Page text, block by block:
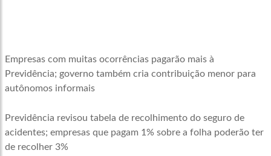
Empresas com muitas ocorrências pagarão mais à
Previdência; governo também cria contribuição menor para
autônomos informais
Previdência revisou tabela de recolhimento do seguro de
acidentes; empresas que pagam 1% sobre a folha poderão ter
de recolher 3%